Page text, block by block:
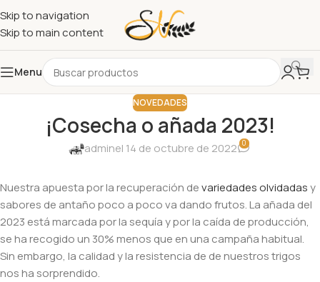
Skip to navigation
Skip to main content
Menu
NOVEDADES
¡Cosecha o añada 2023!
adminel 14 de octubre de 2022 0
Nuestra apuesta por la recuperación devariedades olvidadasy
sabores de antaño poco a poco va dando frutos. La añada del
2023 está marcada por la sequía y por la caída de producción,
se ha recogido un 30% menos que en una campaña habitual.
Sin embargo, la calidad y la resistencia de de nuestros trigos
nos ha sorprendido.